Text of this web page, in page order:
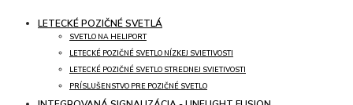
LETECKÉ POZIČNÉ SVETLÁ
SVETLO NA HELIPORT
LETECKÉ POZIČNÉ SVETLO NÍZKEJ SVIETIVOSTI
LETECKÉ POZIČNÉ SVETLO STREDNEJ SVIETIVOSTI
PRÍSLUŠENSTVO PRE POZIČNÉ SVETLO